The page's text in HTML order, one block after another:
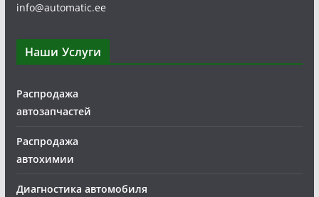
info@automatic.ee
Наши Услуги
Распродажа
автозапчастей
Распродажа
автохимии
Диагностика автомобиля